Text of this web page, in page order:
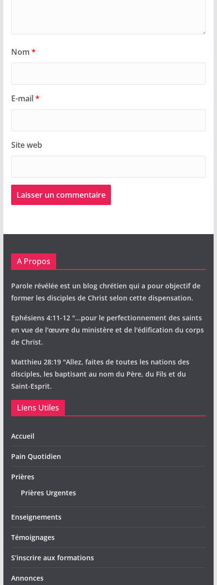
Nom *
E-mail*
Site web
A Propos
Parole révélée est un blog chrétien qui a pour objectif de
former les disciples de Christ selon cette dispensation.
Ephésiens 4:11-12 "...pour le perfectionnement des saints
en vue de l'œuvre du ministère et de l'édification du corps
de Christ.
Matthieu 28:19 "Allez, faites de toutes les nations des
disciples, les baptisant au nom du Père, du Fils et du
Saint-Esprit.
Liens Utiles
Accueil
Pain Quotidien
Prières
Prières Urgentes
Enseignements
Témoignages
S’inscrire aux formations
Annonces